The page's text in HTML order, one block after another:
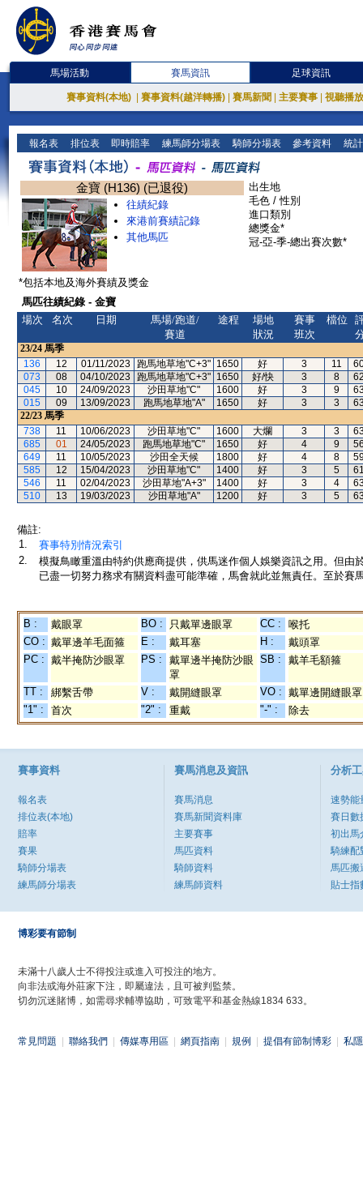
馬場活動 賽馬資訊 足球資訊
賽事資料(本地) 賽事資料(越洋轉播) 賽馬新聞 主要賽事 視聽播
報名表 排位表 即時賠率 練馬師分場表 騎師分場表 參考資料 統
金寶 (H136) (已退役)
往績紀錄
來港前賽績記錄
其他馬匹
出生地
毛色 / 性別
進口類別
總獎金*
冠-亞-季-總出賽次數*
*包括本地及海外賽績及獎金
馬匹往績紀錄 - 金寶
場次
名次 日期
馬場/跑道/
賽道
途程
場地
狀況
賽事
班次
檔位
23/24 馬季
136
12 01/11/2023 跑馬地草地"C+3" 1650 好 3 11
073
08 04/10/2023 跑馬地草地"C+3" 1650 好/快 3 8
045
10 24/09/2023 沙田草地"C" 1600 好 3 9
015
09 13/09/2023 跑馬地草地"A" 1650 好 3 3
22/23 馬季
738
11 10/06/2023 沙田草地"C" 1600 大爛 3 3
685
01 24/05/2023 跑馬地草地"C" 1650 好 4 9
649
11 10/05/2023 沙田全天候 1800 好 4 8
585
12 15/04/2023 沙田草地"C" 1400 好 3 5
546
11 02/04/2023 沙田草地"A+3" 1400 好 3 4
510
13 19/03/2023 沙田草地"A" 1200 好 3 5
備註:
1.
賽事特別情況索引
2.
模擬鳥瞰重溫由特約供應商提供，供馬迷作個人娛樂資訊之用。但
已盡一切努力務求有關資料盡可能準確，馬會就此並無責任。至於賽
B : 戴眼罩 BO : 只戴單邊眼罩 CC :
喉托
CO : 戴單邊羊毛面箍 E : 戴耳塞 H :
戴頭罩
PC : 戴半掩防沙眼罩 PS :
戴單邊半掩防沙眼
罩
SB : 戴羊毛額箍
TT : 綁繫舌帶 V : 戴開縫眼罩 VO : 戴單邊開縫眼罩
"1" :
首次 "2" : 重戴 "-" : 除去
賽事資料
報名表
排位表(本地)
賠率
賽果
騎師分場表
練馬師分場表
賽馬消息及資訊
賽馬消息
賽馬新聞資料庫
主要賽事
馬匹資料
騎師資料
練馬師資料
分析
速勢能
賽日數
初出馬
騎練配
馬匹搬
貼士指
博彩要有節制
未滿十八歲人士不得投注或進入可投注的地方。
向非法或海外莊家下注，即屬違法，且可被判監禁。
切勿沉迷賭博，如需尋求輔導協助，可致電平和基金熱線1834 633。
常見問題 聯絡我們 傳媒專用區 網頁指南 規例 提倡有節制博彩 私